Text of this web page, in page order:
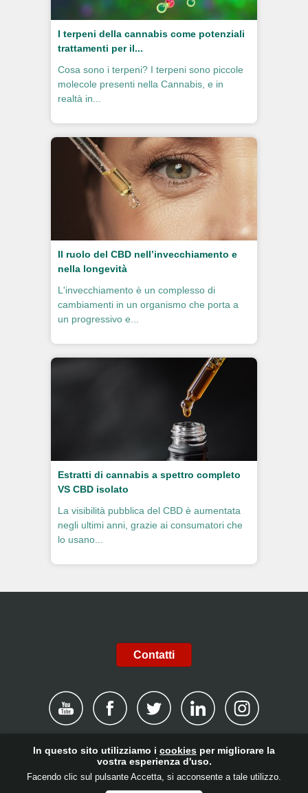
I terpeni della cannabis come potenziali
trattamenti per il...
Cosa sono i terpeni? I terpeni sono piccole
molecole presenti nella Cannabis, e in
realtà in...
Il ruolo del CBD nell’invecchiamento e
nella longevità
L'invecchiamento è un complesso di
cambiamenti in un organismo che porta a
un progressivo e...
Estratti di cannabis a spettro completo
VS CBD isolato
La visibilità pubblica del CBD è aumentata
negli ultimi anni, grazie ai consumatori che
lo usano...
Contatti
Avvertenza Informativa sulla privacy |Cookies
dei reclami |Contatti|Date il vostro contributo!| login Cliente
In questo sito utilizziamo i cookies per migliorare la
vostra esperienza d'uso.
Facendo clic sul pulsante Accetta, si acconsente a tale utilizzo.